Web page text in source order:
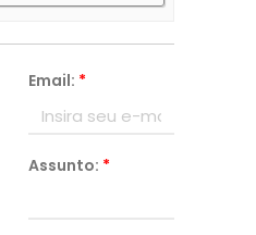
Email: *
Assunto: *